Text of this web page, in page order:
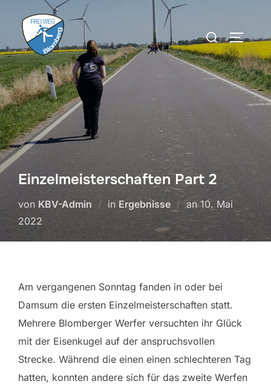
Inhalt
springen
Suchen
nach:
Einzelmeisterschaften Part 2
von KBV-Admin inErgebnisse anVeröffentlicht
am
10. Mai
2022
Am vergangenen Sonntag fanden in oder bei
Damsum die ersten Einzelmeisterschaften statt.
Mehrere Blomberger Werfer versuchten ihr Glück
mit der Eisenkugel auf der anspruchsvollen
Strecke. Während die einen einen schlechteren Tag
hatten, konnten andere sich für das zweite Werfen